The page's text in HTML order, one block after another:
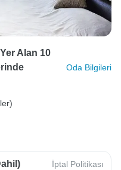
Alan 10
Oda Bilgileri
İptal Politikası